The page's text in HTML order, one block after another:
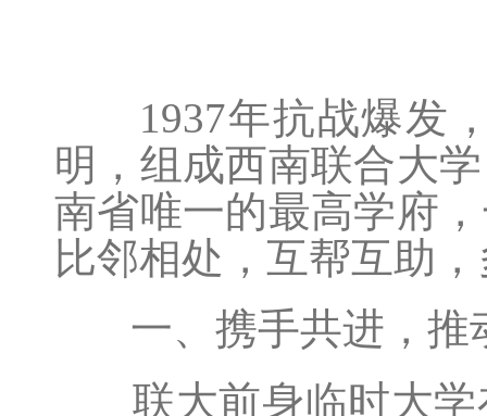
1937年抗战爆发
明，组成西南联合大
南省唯一的最高学府
比邻相处，互帮互助
一、携手共进，推
联大前身临时大学